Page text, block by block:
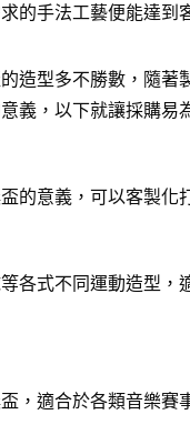
的手法工藝便能達到
造型多不勝數，隨
義，以下就讓採購易
的意義，可以客製
各式不同運動造型
，適合於各類音樂